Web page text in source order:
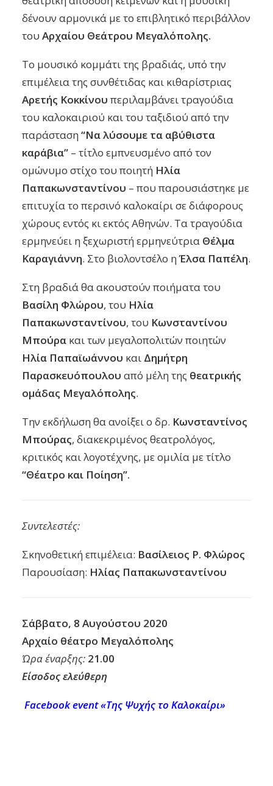
δένουν αρμονικά με το επιβλητικό περιβάλλον
του Αρχαίου Θεάτρου Μεγαλόπολης.
Το μουσικό κομμάτι της βραδιάς, υπό την
επιμέλεια της συνθέτιδας και κιθαρίστριας
Αρετής Κοκκίνου περιλαμβάνει τραγούδια
του καλοκαιριού και του ταξιδιού από την
παράσταση “Να λύσουμε τα αβύθιστα
καράβια” – τίτλο εμπνευσμένο από τον
ομώνυμο στίχο του ποιητή Ηλία
Παπακωνσταντίνου – που παρουσιάστηκε με
επιτυχία το περσινό καλοκαίρι σε διάφορους
χώρους εντός κι εκτός Αθηνών. Τα τραγούδια
ερμηνεύει η ξεχωριστή ερμηνεύτρια Θέλμα
Καραγιάννη. Στο βιολοντσέλο ηΈλσα Παπέλη.
Στη βραδιά θα ακουστούν ποιήματα του
Βασίλη Φλώρου, του Ηλία
Παπακωνσταντίνου, του Κωνσταντίνου
Μπούρα και των μεγαλοπολιτών ποιητών
Ηλία Παπαϊωάννου και Δημήτρη
Παρασκευόπουλου από μέλη της θεατρικής
ομάδας Μεγαλόπολης.
Την εκδήλωση θα ανοίξει ο δρ. Κωνσταντίνος
Μπούρας, διακεκριμένος θεατρολόγος,
κριτικός και λογοτέχνης, με ομιλία με τίτλο
“Θέατρο και Ποίηση”.
Συντελεστές:
Σκηνοθετική επιμέλεια: Βασίλειος Ρ. Φλώρος
Παρουσίαση: Ηλίας Παπακωνσταντίνου
Σάββατο, 8 Αυγούστου 2020
Αρχαίο θέατρο Μεγαλόπολης
Ώρα έναρξης: 21.00
Είσοδος ελεύθερη
Facebook event «Της Ψυχής το Καλοκαίρι»